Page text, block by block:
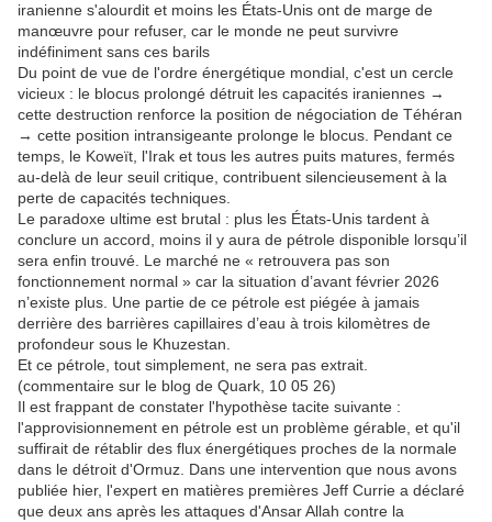
iranienne s'alourdit et moins les États-Unis ont de marge de
manœuvre pour refuser, car le monde ne peut survivre
indéfiniment sans ces barils
Du point de vue de l'ordre énergétique mondial, c'est un cercle
vicieux : le blocus prolongé détruit les capacités iraniennes →
cette destruction renforce la position de négociation de Téhéran
→ cette position intransigeante prolonge le blocus. Pendant ce
temps, le Koweït, l'Irak et tous les autres puits matures, fermés
au-delà de leur seuil critique, contribuent silencieusement à la
perte de capacités techniques.
Le paradoxe ultime est brutal : plus les États-Unis tardent à
conclure un accord, moins il y aura de pétrole disponible lorsqu’il
sera enfin trouvé. Le marché ne « retrouvera pas son
fonctionnement normal » car la situation d’avant février 2026
n’existe plus. Une partie de ce pétrole est piégée à jamais
derrière des barrières capillaires d’eau à trois kilomètres de
profondeur sous le Khuzestan.
Et ce pétrole, tout simplement, ne sera pas extrait.
(commentaire sur le blog de Quark, 10 05 26)
Il est frappant de constater l'hypothèse tacite suivante :
l'approvisionnement en pétrole est un problème gérable, et qu'il
suffirait de rétablir des flux énergétiques proches de la normale
dans le détroit d'Ormuz. Dans une intervention que nous avons
publiée hier, l'expert en matières premières Jeff Currie a déclaré
que deux ans après les attaques d'Ansar Allah contre la